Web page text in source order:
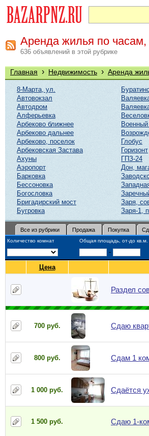
Аренда жилья по часам,
636 объявлений в этой рубрике
Главная › Недвижимость › Аренда
8-Марта, ул.
Автовокзал
Автодром
Алферьевка
Арбеково ближнее
Арбеково дальнее
Арбеково, поселок
Арбековская Застава
Ахуны
Аэропорт
Барковка
Бессоновка
Богословка
Бригадирский мост
Бугровка
Военный
Глобус
Горизонт
ГПЗ-24
Дон,
Заря,
Заря-1,
Все из рубрики Продажа Покупка
Количество комнат Общая площадь, от-до кв.м.
-
Цена
Раздел
700 руб. Сдаю
800 руб. Сдам 1
1 000 руб. Сдаётся
1 500 руб. Сдаю 1-